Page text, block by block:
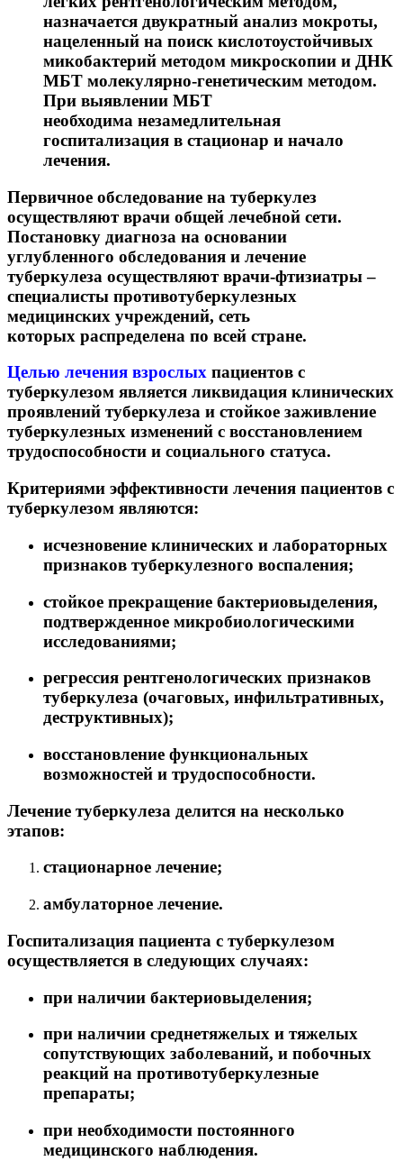
назначается двукратный анализ мокроты,
нацеленный на поиск кислотоустойчивых
микобактерий методом микроскопии и ДНК
МБТ молекулярно-генетическим методом.
При выявлении МБТ
необходима незамедлительная
госпитализация в стационар и начало
лечения.
Первичное обследование на туберкулез
осуществляют врачи общей лечебной сети.
Постановку диагноза на основании
углубленного обследования и лечение
туберкулеза осуществляют врачи-фтизиатры –
специалисты противотуберкулезных
медицинских учреждений, сеть
которых распределена по всей стране.
Целью лечения взрослых пациентов с
туберкулезом является ликвидация клинических
проявлений туберкулеза и стойкое заживление
туберкулезных изменений с восстановлением
трудоспособности и социального статуса.
Критериями эффективности лечения пациентов с
туберкулезом являются:
исчезновение клинических и лабораторных
признаков туберкулезного воспаления;
стойкое прекращение бактериовыделения,
подтвержденное микробиологическими
исследованиями;
регрессия рентгенологических признаков
туберкулеза (очаговых, инфильтративных,
деструктивных);
восстановление функциональных
возможностей и трудоспособности.
Лечение туберкулеза делится на несколько
этапов:
стационарное лечение;
амбулаторное лечение.
Госпитализация пациента с туберкулезом
осуществляется в следующих случаях:
при наличии бактериовыделения;
при наличии среднетяжелых и тяжелых
сопутствующих заболеваний, и побочных
реакций на противотуберкулезные
препараты;
при необходимости постоянного
медицинского наблюдения.